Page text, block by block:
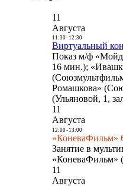
11
Августа
11:30- 12:30
Виртуальный
Показ м/ф
16 мин.);
Ромашкова»
(Ульяновой, 1,
11
Августа
12:00- 13:00
«КоневаФильм»
Занятие в
«КоневаФильм»
11
Августа